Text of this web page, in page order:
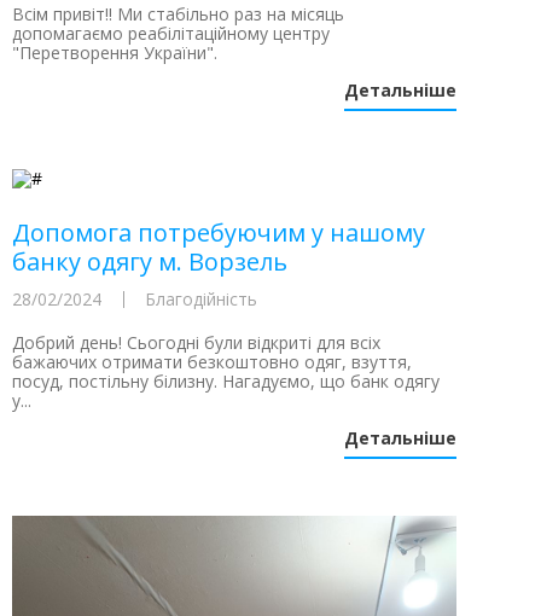
Всім привіт!! Ми стабільно раз на місяць
допомагаємо реабілітаційному центру
"Перетворення України".
Детальніше
Допомога потребуючим у нашому
банку одягу м. Ворзель
28/02/2024
Благодійність
Добрий день! Сьогодні були відкриті для всіх
бажаючих отримати безкоштовно одяг, взуття,
посуд, постільну білизну. Нагадуємо, що банк одягу
у...
Детальніше